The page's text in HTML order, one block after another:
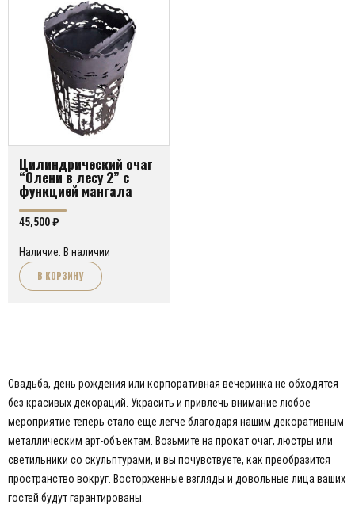
Цилиндрический очаг
“Олени в лесу 2” с
функцией мангала
45,500₽
Наличие: В наличии
В КОРЗИНУ
Свадьба, день рождения или корпоративная вечеринка не обходятся
без красивых декораций. Украсить и привлечь внимание любое
мероприятие теперь стало еще легче благодаря нашим декоративным
металлическим арт-объектам. Возьмите на прокат очаг, люстры или
светильники со скульптурами, и вы почувствуете, как преобразится
пространство вокруг. Восторженные взгляды и довольные лица ваших
гостей будут гарантированы.